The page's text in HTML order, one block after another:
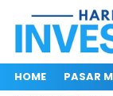
HOME PASAR